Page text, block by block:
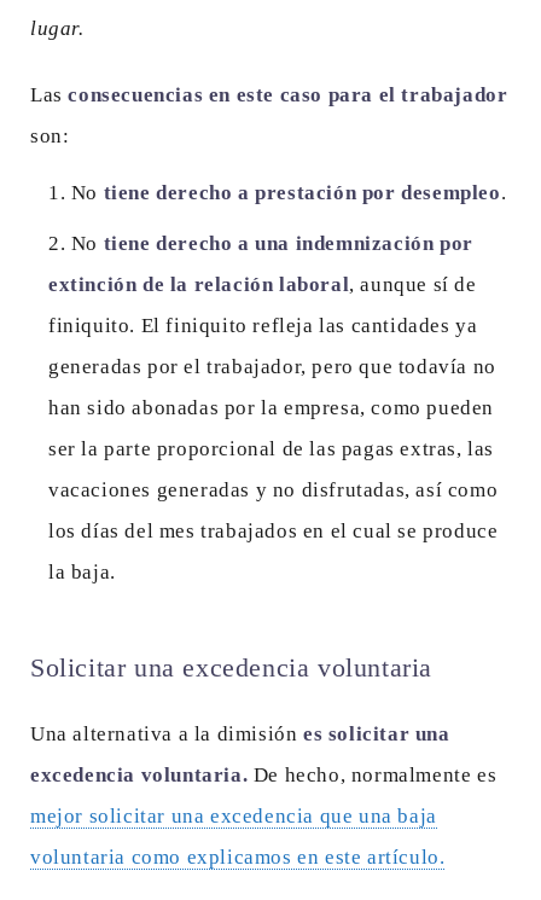
lugar.
Lasconsecuencias en este caso para el trabajador
son:
No tiene derecho a prestación por desempleo.
No tiene derecho a una indemnización por
extinción de la relación laboral, aunque sí de
finiquito. El finiquito refleja las cantidades ya
generadas por el trabajador, pero que todavía no
han sido abonadas por la empresa, como pueden
ser la parte proporcional de las pagas extras, las
vacaciones generadas y no disfrutadas, así como
los días del mes trabajados en el cual se produce
la baja.
Solicitar una excedencia voluntaria
Una alternativa a la dimisión es solicitar una
excedencia voluntaria. De hecho, normalmente es
mejor solicitar una excedencia que una baja
voluntaria como explicamos en este artículo.